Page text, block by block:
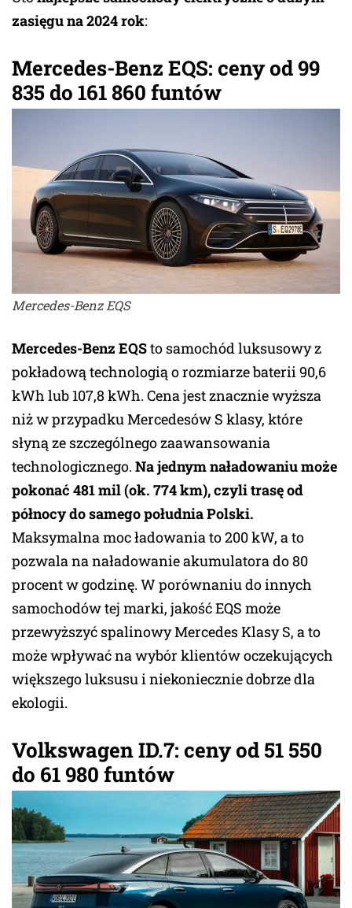
zasięgu na 2024 rok:
Mercedes-Benz EQS: ceny od 99
835 do 161 860 funtów
Mercedes-Benz EQS
Mercedes-Benz EQSto samochód luksusowy z
pokładową technologią o rozmiarze baterii 90,6
kWh lub 107,8 kWh. Cena jest znacznie wyższa
niż w przypadku Mercedesów S klasy, które
słyną ze szczególnego zaawansowania
technologicznego. Na jednym naładowaniu może
pokonać 481 mil (ok. 774 km), czyli trasę od
północy do samego południa Polski.
Maksymalna moc ładowania to 200 kW, a to
pozwala na naładowanie akumulatora do 80
procent w godzinę. W porównaniu do innych
samochodów tej marki, jakość EQS może
przewyższyć spalinowy Mercedes Klasy S, a to
może wpływać na wybór klientów oczekujących
większego luksusu i niekoniecznie dobrze dla
ekologii.
Volkswagen ID.7: ceny od 51 550
do 61 980 funtów